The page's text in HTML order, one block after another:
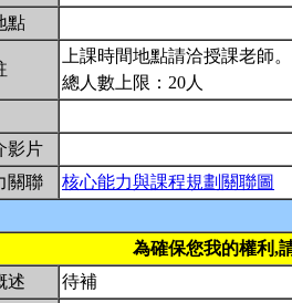
點
上課時間地點請洽授課老師
總人數上限：20人
影片
關聯
核心能力與課程規劃關聯圖
為確保您我的權利,
述
待補